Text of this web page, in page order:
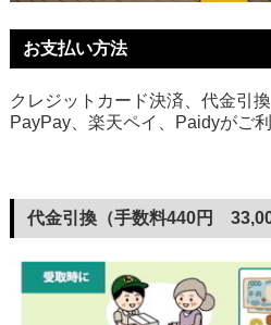
お支払い方法
クレジットカード決済、代金引
PayPay、楽天ペイ、Paidyがご
代金引換（手数料440円